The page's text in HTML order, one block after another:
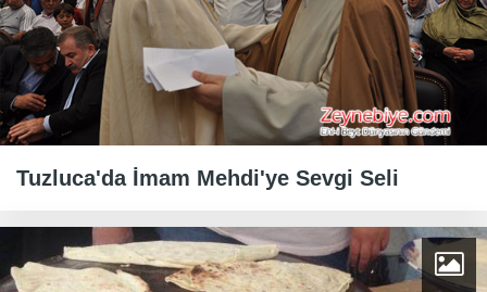
Tuzluca'da İmam Mehdi'ye Sevgi Seli